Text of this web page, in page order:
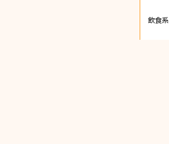
飲食系